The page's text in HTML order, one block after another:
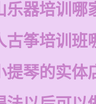
乐器培训哪
古筝培训班
提琴的实体